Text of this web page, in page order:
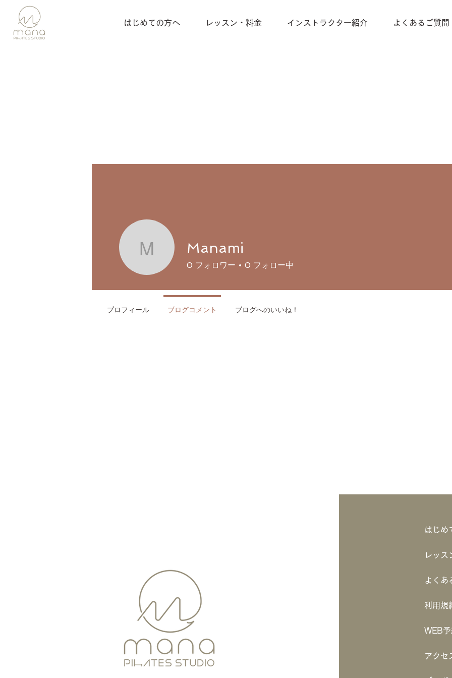
はじめての方へ レッスン・料金 インストラクター紹介 よくあるご質問
ManamiManami
0 フォロワー 0 フォロー中
プロフィール ブログコメント ブログへのいいね！
はじめ
レッス
よくあ
利用規
WEB予
アクセ